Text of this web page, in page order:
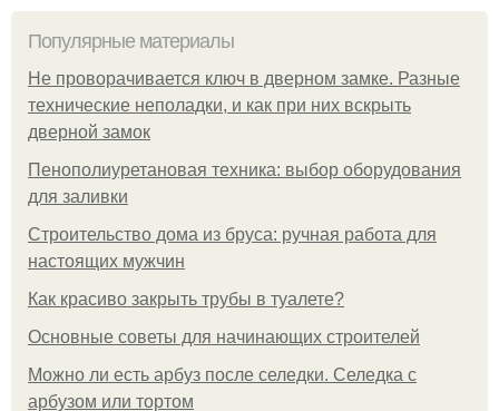
Популярные материалы
Не проворачивается ключ в дверном замке. Разные
технические неполадки, и как при них вскрыть
дверной замок
Пенополиуретановая техника: выбор оборудования
для заливки
Строительство дома из бруса: ручная работа для
настоящих мужчин
Как красиво закрыть трубы в туалете?
Основные советы для начинающих строителей
Можно ли есть арбуз после селедки. Селедка с
арбузом или тортом